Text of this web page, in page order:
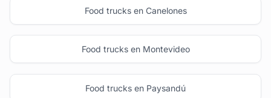
Food trucks en Canelones
Food trucks en Montevideo
Food trucks en Paysandú